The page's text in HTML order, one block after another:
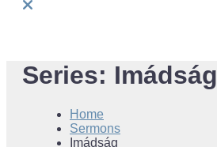
Series: Imádság
Home
Sermons
Imádság